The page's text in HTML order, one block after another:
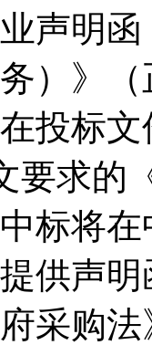
声明
）》
投标
要求
中标将
供声
采购